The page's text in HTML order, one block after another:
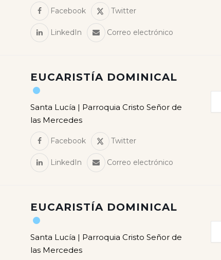
Facebook Twitter
LinkedIn Correo electrónico
EUCARISTÍA DOMINICAL
Santa Lucía | Parroquia Cristo Señor de
las Mercedes
Facebook Twitter
LinkedIn Correo electrónico
EUCARISTÍA DOMINICAL
Santa Lucía | Parroquia Cristo Señor de
las Mercedes